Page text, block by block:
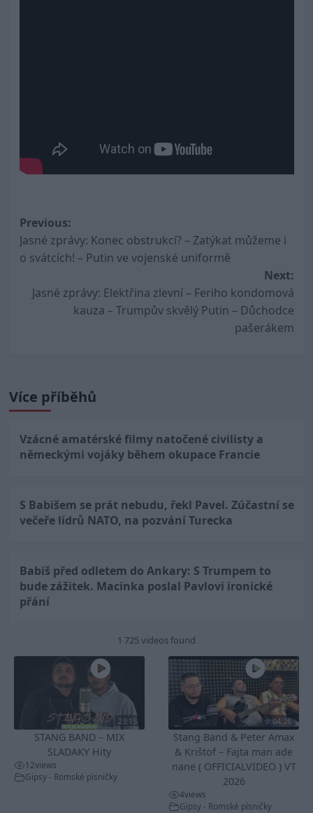
Post
navigation
Previous:
Jasné zprávy: Konec obstrukcí? – Zatýkat můžeme i
o svátcích! – Putin ve vojenské uniformě
Next:
Jasné zprávy: Elektřina zlevní – Feriho kondomová
kauza – Trumpův skvělý Putin – Důchodce
pašerákem
Více příběhů
Vzácné amatérské filmy natočené civilisty a
německými vojáky během okupace Francie
S Babišem se prát nebudu, řekl Pavel. Zúčastní se
večeře lídrů NATO, na pozvání Turecka
Babiš před odletem do Ankary: S Trumpem to
bude zážitek. Macinka poslal Pavlovi ironické
přání
1 725 videos found
23:15
STANG BAND – MIX
SLADAKY Hity
12views
Gipsy - Romské písničky
04:26
Stang Band & Peter Amax
& Krištof – Fajta man ade
nane ( OFFICIALVIDEO ) VT
2026
4views
Gipsy - Romské písničky